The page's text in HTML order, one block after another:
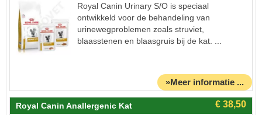
Royal Canin Urinary S/O is speciaal
ontwikkeld voor de behandeling van
urinewegproblemen zoals struviet,
blaasstenen en blaasgruis bij de kat. ...
»Meer informatie ...
Royal Canin Anallergenic Kat